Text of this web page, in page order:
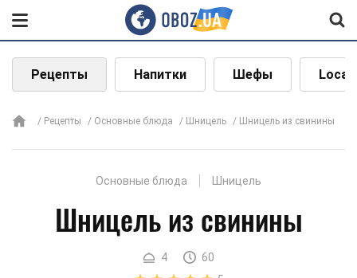
Рецепты Напитки Шефы Local
Рецепты Основные блюда Шницель Шницель из свинины
Основные блюда Шницель
Шницель из свинины
4
60